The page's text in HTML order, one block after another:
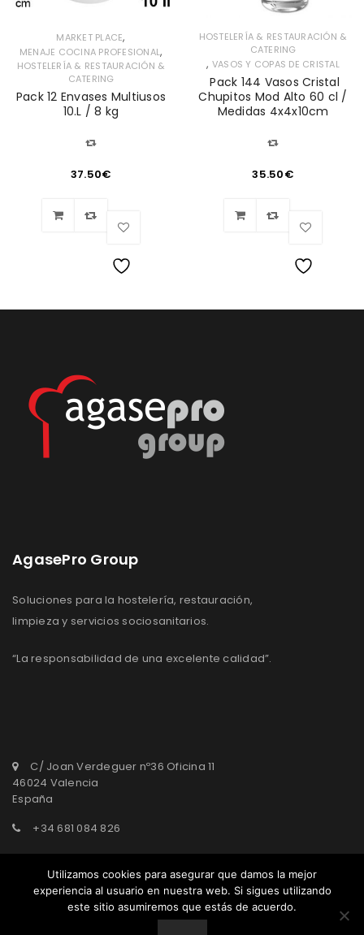
MARKET PLACE,
MENAJE COCINA PROFESIONAL,
HOSTELERÍA & RESTAURACIÓN &
CATERING
Pack 12 Envases Multiusos
10.L / 8 kg
37.50€
HOSTELERÍA & RESTAURACIÓN &
CATERING
, VASOS Y COPAS DE CRISTAL
Pack 144 Vasos Cristal
Chupitos Mod Alto 60 cl /
Medidas 4x4x10cm
35.50€
AgasePro Group
Soluciones para la hostelería, restauración,
limpieza y servicios sociosanitarios.
“La responsabilidad de una excelente calidad”.
C/ Joan Verdeguer nº36 Oficina 11
46024 Valencia
España
+34 681 084 826
agasepro@agasepro.com
Utilizamos cookies para asegurar que damos la mejor
experiencia al usuario en nuestra web. Si sigues utilizando
este sitio asumiremos que estás de acuerdo.